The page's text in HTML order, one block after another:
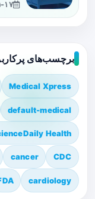
برچسب‌های
Medical Xpress
default-medical
Health
CDC
cancer
cardiology